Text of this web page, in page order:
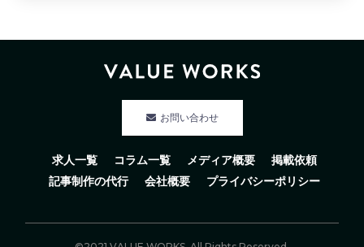
お問い合わせ
求人一覧 コラム一覧 メディア概要
掲載依頼
記事制作の代行
会社概要 プライバシーポリシー